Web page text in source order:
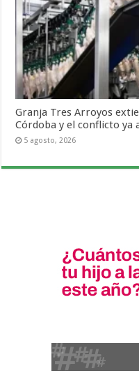
Granja Tres Arroyos
Córdoba y el conflicto ya
5 agosto, 2026